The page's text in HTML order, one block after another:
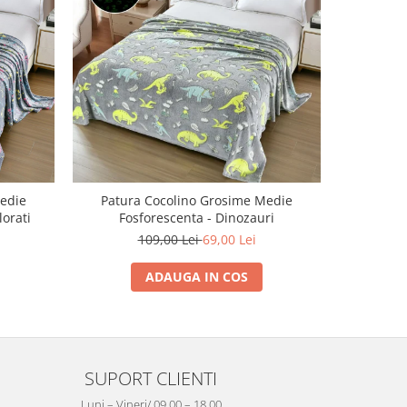
Patura Cocolino Grosime Medie
Fosforescenta - Dinozauri
109,00 Lei69,00 Lei
ADAUGA IN COS
SUPORT CLIENTI